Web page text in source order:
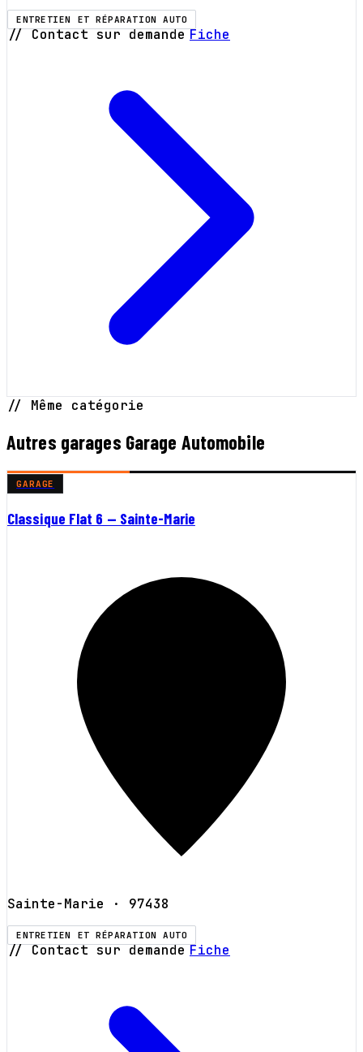
ENTRETIEN ET RÉPARATION AUTO
// Contact sur demande Fiche
// Même catégorie
Autres garages Garage Automobile
GARAGE
Classique Flat 6 — Sainte-Marie
Sainte-Marie · 97438
ENTRETIEN ET RÉPARATION AUTO
// Contact sur demande Fiche